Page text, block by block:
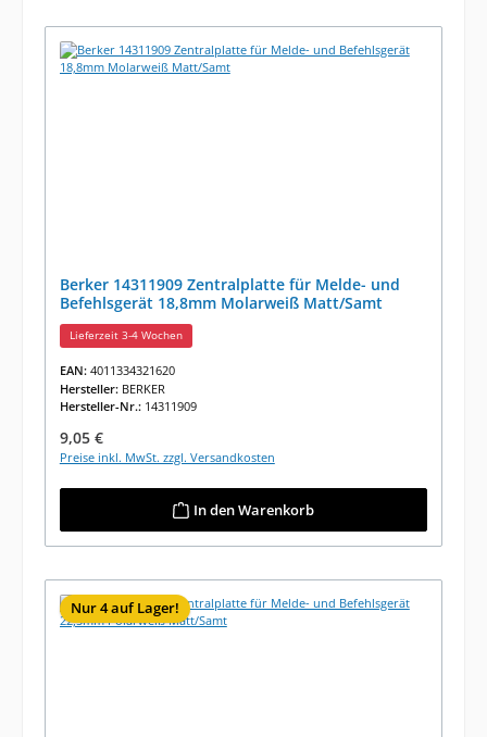
Berker 14311909 Zentralplatte für Melde- und
Befehlsgerät 18,8mm Molarweiß Matt/Samt
Lieferzeit 3-4 Wochen
EAN: 4011334321620
Hersteller: BERKER
Hersteller-Nr.: 14311909
Regulärer Preis:
9,05 €
Preise inkl. MwSt. zzgl. Versandkosten
In den Warenkorb
Nur 4 auf Lager!